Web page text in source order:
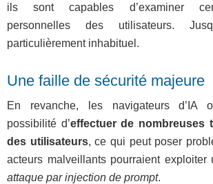
ils sont capables d’examiner
personnelles des utilisateurs.
particulièrement inhabituel.
Une faille de sécurité majeure
En revanche, les navigateurs d’IA
possibilité d’effectuer de nombreuses
des utilisateurs, ce qui peut poser
acteurs malveillants pourraient exploiter
attaque par injection de prompt.